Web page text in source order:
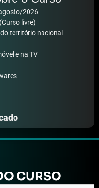
2026
livre)
território nacional
e na TV
CURSO